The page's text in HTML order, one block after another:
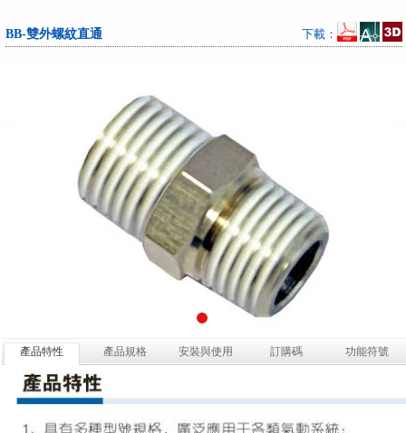
BB-雙外螺紋直通 下載：
產品特性 產品規格 安裝與使用 訂購碼 功能符號